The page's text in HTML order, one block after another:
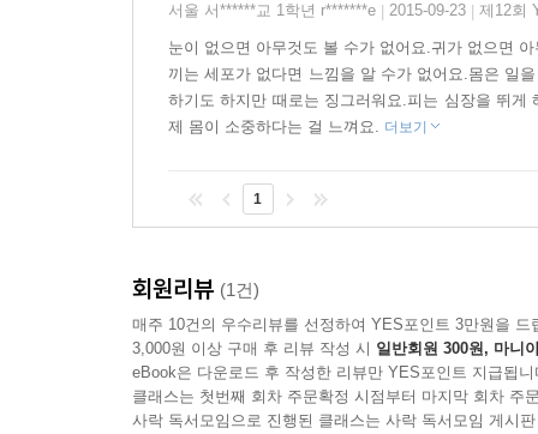
현직 소아정신과 전문의인 작가는 '어린이들은
정보가 우리 몸에 전해져서 뇌가 느끼게 된다'는
그 소중함을 일깨우고 싶었다고 합니다.
가까워지고, 나를 부르는 친구의 목소리에 더
테니까요.
우리 집 일상을 들여다보는 듯 유쾌한 그림
그림책 작가이자 만화가로 활동하고 있는 화가
아이의 생활상을 더 실감나게 보여 줍니다. 아
모습을 잘 살려내어 아이들이 흥미를 가지고 오감
서울 서******교 1학년 r*******e
2015-09-23 제12회
눈이 없으면 아무것도 볼 수가 없어요.귀가 없으면
끼는 세포가 없다면 느낌을 알 수가 없어요.몸은 일
하기도 하지만 때로는 징그러워요.피는 심장을 뛰
제 몸이 소중하다는 걸 느껴요. 더보기
1
회원리뷰 (1건)
매주 10건의 우수리뷰를 선정하여 YES포인트 3만원을 드
3,000원 이상 구매 후 리뷰 작성 시 일반회원 300원, 마니
eBook은 다운로드 후 작성한 리뷰만 YES포인트 지급됩니
클래스는 첫번째 회차 주문확정 시점부터 마지막 회차 주
사락 독서모임으로 진행된 클래스는 사락 독서모임 게시